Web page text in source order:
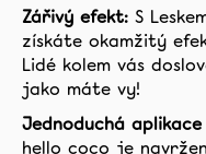
Zářivý efekt: S
získáte okamžitý
Lidé kolem vás
jako máte vy!
Jednoduchá
hello coco je